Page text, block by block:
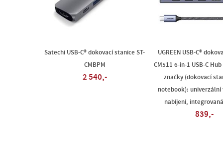
Satechi USB-C® dokovací stanice ST-
CMBPM
2 540,-
UGREEN USB-C®
CM511 6-in-1 USB-C
značky (dokovací
notebook): univerzální
nabíjení,
839,-